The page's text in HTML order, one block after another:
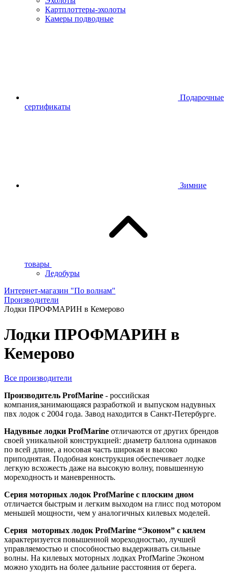
Картплоттеры-эхолоты
Камеры подводные
Подарочные
сертификаты
Зимние
товары
Ледобуры
Интернет-магазин "По волнам"
Производители
Лодки ПРОФМАРИН в Кемерово
Лодки ПРОФМАРИН в
Кемерово
Все производители
Производитель ProfMarine - российская
компания,занимающаяся разработкой и выпуском надувных
пвх лодок с 2004 года. Завод находится в Санкт-Петербурге.
Надувные лодки ProfMarine отличаются от других брендов
своей уникальной конструкцией: диаметр баллона одинаков
по всей длине, а носовая часть широкая и высоко
приподнятая. Подобная конструкция обеспечивает лодке
легкую всхожесть даже на высокую волну, повышенную
мореходность и маневренность.
Серия моторных лодок ProfMarine с плоским дном
отличается быстрым и легким выходом на глисс под мотором
меньшей мощности, чем у аналогичных килевых моделей.
Серия моторных лодок ProfMarine “Эконом” с килем
характеризуется повышенной мореходностью, лучшей
управляемостью и способностью выдерживать сильные
волны. На килевых моторных лодках ProfMarine Эконом
можно уходить на более дальние расстояния от берега.